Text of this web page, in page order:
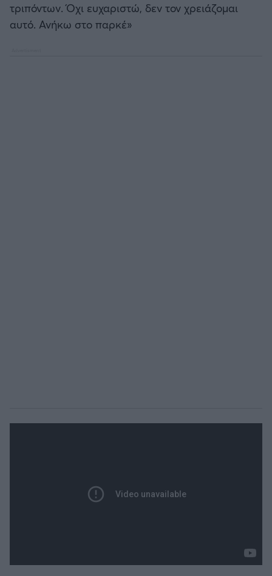
τριπόντων. Όχι ευχαριστώ, δεν τον χρειάζομαι
αυτό. Ανήκω στο παρκέ»